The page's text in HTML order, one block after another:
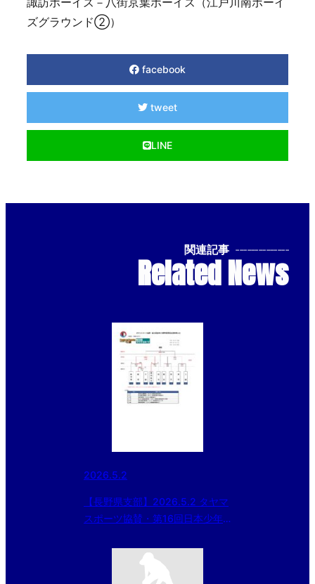
ズグラウンド②）
facebook
tweet
LINE
関連記事 --------------
Related News
2026.5.2
【長野県支部】2026.5.2 タヤマ
スポーツ協賛・第16回日本少年